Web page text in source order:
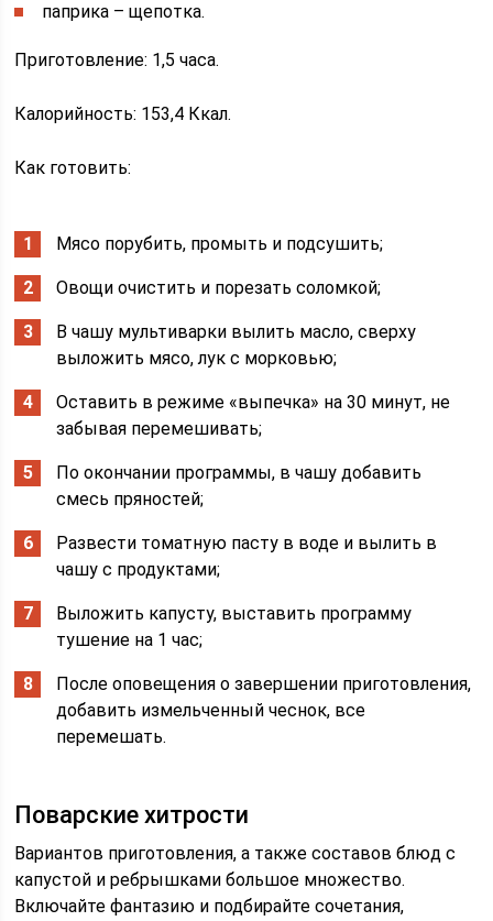
паприка – щепотка.
Приготовление: 1,5 часа.
Калорийность: 153,4 Ккал.
Как готовить:
Мясо порубить, промыть и подсушить;
Овощи очистить и порезать соломкой;
В чашу мультиварки вылить масло, сверху
выложить мясо, лук с морковью;
Оставить в режиме «выпечка» на 30 минут, не
забывая перемешивать;
По окончании программы, в чашу добавить
смесь пряностей;
Развести томатную пасту в воде и вылить в
чашу с продуктами;
Выложить капусту, выставить программу
тушение на 1 час;
После оповещения о завершении приготовления,
добавить измельченный чеснок, все
перемешать.
Поварские хитрости
Вариантов приготовления, а также составов блюд с
капустой и ребрышками большое множество.
Включайте фантазию и подбирайте сочетания,